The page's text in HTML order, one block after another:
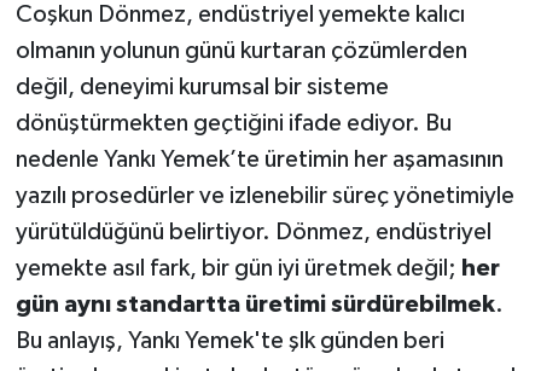
Coşkun Dönmez, endüstriyel yemekte kalıcı
olmanın yolunun günü kurtaran çözümlerden
değil, deneyimi kurumsal bir sisteme
dönüştürmekten geçtiğini ifade ediyor. Bu
nedenle Yankı Yemek’te üretimin her aşamasının
yazılı prosedürler ve izlenebilir süreç yönetimiyle
yürütüldüğünü belirtiyor. Dönmez, endüstriyel
yemekte asıl fark, bir gün iyi üretmek değil; her
gün aynı standartta üretimi sürdürebilmek.
Bu anlayış, Yankı Yemek'te şlk günden beri